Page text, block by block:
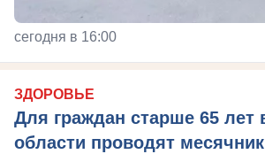
сегодня в 16:00
ЗДОРОВЬЕ
Для граждан старше 65 лет
области проводят месячник